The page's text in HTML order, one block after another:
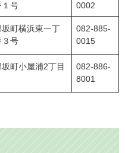
１号
0002
町横浜東一丁
３号
082-885-
0015
町小屋浦2丁目
082-886-
8001